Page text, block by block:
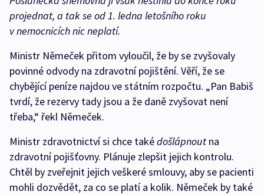
projednat, a tak se od 1. ledna letošního roku
v nemocnicích nic neplatí.
Ministr Němeček přitom vyloučil, že by se zvyšovaly
povinné odvody na zdravotní pojištění. Věří, že se
chybějící peníze najdou ve státním rozpočtu. „Pan Babiš
tvrdí, že rezervy tady jsou a že daně zvyšovat není
třeba,“ řekl Němeček.
Ministr zdravotnictví si chce takédošlápnout na
zdravotní pojišťovny. Plánuje zlepšit jejich kontrolu.
Chtěl by zveřejnit jejich veškeré smlouvy, aby se pacienti
mohli dozvědět, za co se platí a kolik. Němeček by také